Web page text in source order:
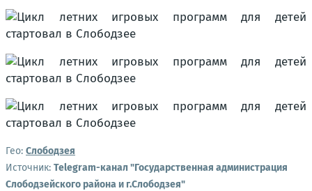
Гео: Слободзея
Источник: Telegram-канал "Государственная администрация
Слободзейского района и г.Слободзея"